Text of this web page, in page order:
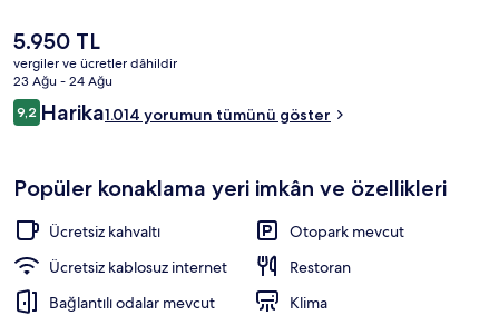
mesafesindedir. Misafirler konaklama yerinin toplu taşıma araçlarına
kısa yürüme mesafesinde olmasını seviyor: Europa - Fira İstasyonu 5
dakika ve Ildefons Cerda İstasyonu 9 dakika mesafede.
Şu
anki
fiyat
5.950 TL
5.950 TL
vergiler ve ücretler dâhildir
23 Ağu - 24 Ağu
Yorumlar
9,29,2/10
Harika1.014 yorumun tümünü göster
Popüler konaklama yeri imkân ve özellikleri
Ücretsiz kahvaltı
Otopark mevcut
Ücretsiz kablosuz internet
Restoran
Bağlantılı odalar mevcut
Klima